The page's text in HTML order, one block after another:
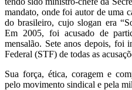
mandato, onde foi autor de uma
do brasileiro, cujo slogan era
Em 2005, foi acusado de
mensalão. Sete anos depois, foi
Federal (STF) de todas as
Sua força, ética, coragem e
pelo movimento sindical e pela